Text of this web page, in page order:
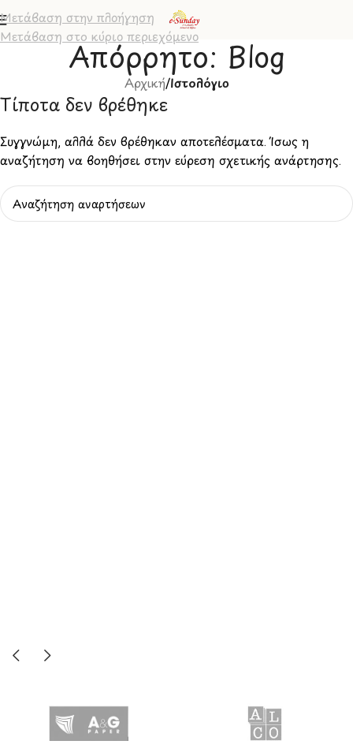
Μετάβαση στην πλοήγηση
Μετάβαση στο κύριο περιεχόμενο
Απόρρητο: Blog
Αρχική/Ιστολόγιο
Τίποτα δεν βρέθηκε
Συγγνώμη, αλλά δεν βρέθηκαν αποτελέσματα. Ίσως η
αναζήτηση να βοηθήσει στην εύρεση σχετικής ανάρτησης.